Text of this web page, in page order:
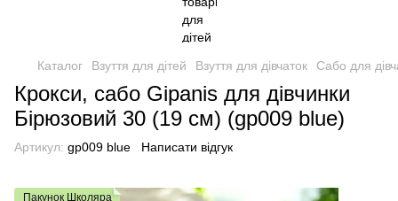
Каталог Взуття для дітей Взуття для дівчаток Сабо для
Крокси, сабо Gipanis для дівчинки
Бірюзовий 30 (19 см) (gp009 blue)
Артикул: gp009 blue Написати відгук
Пакунок Школяра